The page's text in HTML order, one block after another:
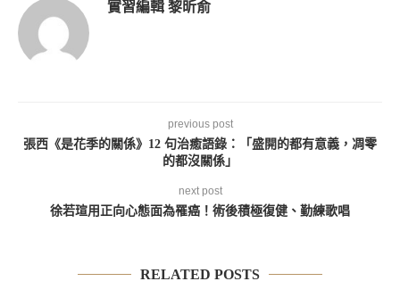
實習編輯 黎昕俞
previous post
張西《是花季的關係》12 句治癒語錄：「盛開的都有意義，凋零
的都沒關係」
next post
徐若瑄用正向心態面為罹癌！術後積極復健、勤練歌唱
RELATED POSTS